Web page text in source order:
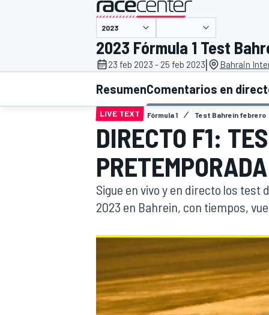
INDYCAR WRC
FÓRMULA E
presentado por
2023 Fórmula 1 Test
23 feb 2023 - 25 feb 2023| Bahrain
ResumenComentarios en
LIVE TEXT Fórmula 1 Test Bahrein febrero
DIRECTO F1:
Sigue en vivo y en directo los test
2023 en Bahrein, con tiempos,